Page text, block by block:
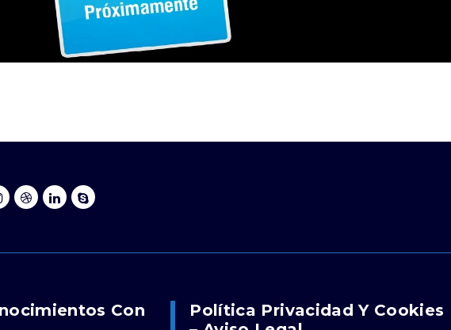
Con
Política Privacidad Y Cookies